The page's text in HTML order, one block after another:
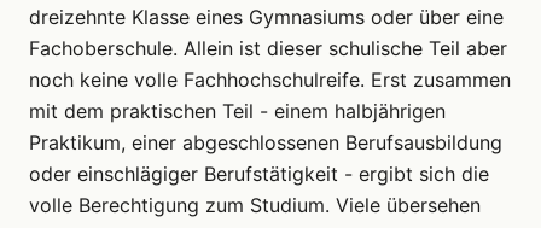
dreizehnte Klasse eines Gymnasiums oder über eine
Fachoberschule. Allein ist dieser schulische Teil aber
noch keine volle Fachhochschulreife. Erst zusammen
mit dem praktischen Teil - einem halbjährigen
Praktikum, einer abgeschlossenen Berufsausbildung
oder einschlägiger Berufstätigkeit - ergibt sich die
volle Berechtigung zum Studium. Viele übersehen